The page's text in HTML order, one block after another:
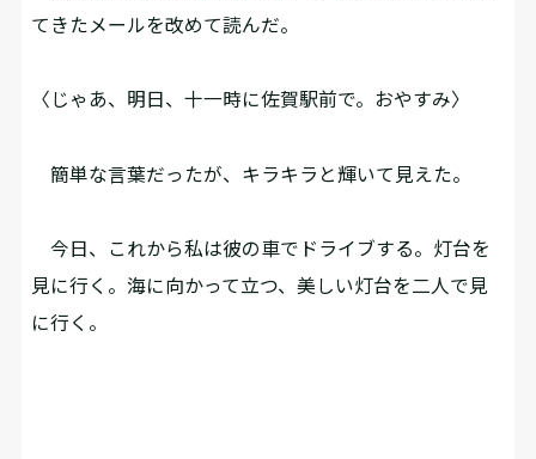
てきたメールを改めて読んだ。
〈じゃあ、明日、十一時に佐賀駅前で。おやすみ〉
簡単な言葉だったが、キラキラと輝いて見えた。
今日、これから私は彼の車でドライブする。灯台を
見に行く。海に向かって立つ、美しい灯台を二人で見
に行く。